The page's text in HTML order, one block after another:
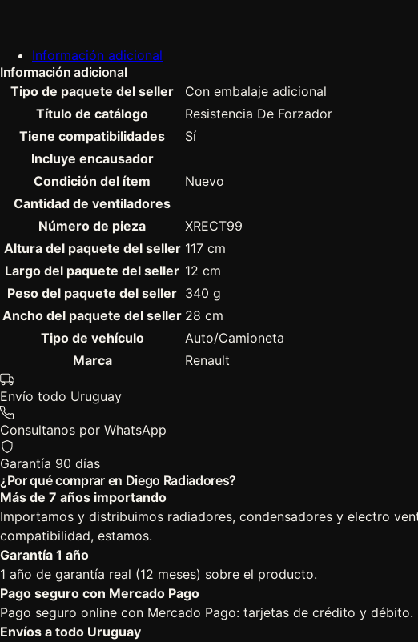
Información adicional
Información adicional
Tipo de paquete del seller
Con embalaje adicional
Título de catálogo
Resistencia De Forzador
Tiene compatibilidades
Sí
Incluye encausador
Condición del ítem
Nuevo
Cantidad de ventiladores
Número de pieza
XRECT99
Altura del paquete del seller 117 cm
Largo del paquete del seller 12 cm
Peso del paquete del seller 340 g
Ancho del paquete del seller 28 cm
Tipo de vehículo
Auto/Camioneta
Marca
Renault
Envío todo Uruguay
Consultanos por WhatsApp
Garantía 90 días
¿Por qué comprar en Diego Radiadores?
Más de 7 años importando
Importamos y distribuimos radiadores, condensadores y electro
compatibilidad, estamos.
Garantía 1 año
1 año de garantía real (12 meses) sobre el producto.
Pago seguro con Mercado Pago
Pago seguro online con Mercado Pago: tarjetas de crédito y
Envíos a todo Uruguay